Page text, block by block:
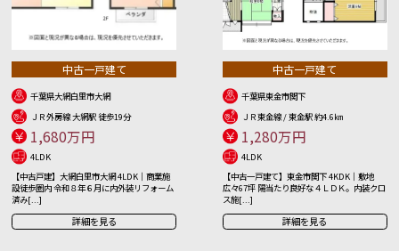
中古一戸建て
千葉県大網白里市大網
ＪＲ外房線 大網駅 徒歩19分
1,680万円
4LDK
【中古戸建】大網白里市大網 4LDK｜商業施
設徒歩圏内 令和８年６月に内外装リフォーム
済み[...]
詳細を見る
中古一戸建て
千葉県東金市関下
ＪＲ東金線 / 東金駅 約4.6㎞
1,280万円
4LDK
【中古一戸建て】東金市関下 4KDK｜敷地
広々67坪 陽当たり良好な４ＬＤＫ。内装クロ
ス施[...]
詳細を見る